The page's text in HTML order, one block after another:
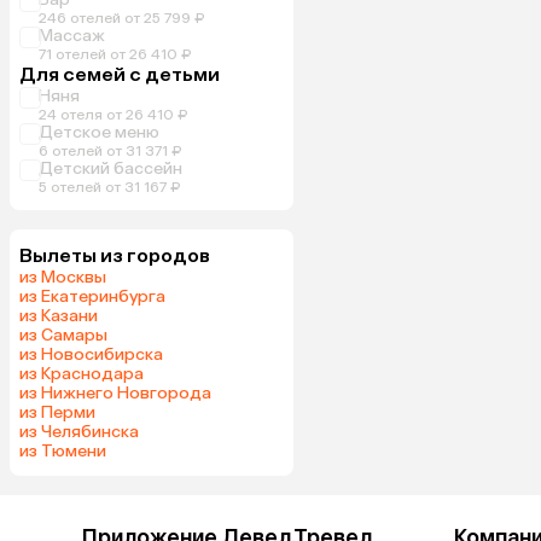
246 отелей от 25 799 ₽
Массаж
71 отелей от 26 410 ₽
Для семей с детьми
Няня
24 отеля от 26 410 ₽
Детское меню
6 отелей от 31 371 ₽
Детский бассейн
5 отелей от 31 167 ₽
Вылеты из городов
из Москвы
из Екатеринбурга
из Казани
из Самары
из Новосибирска
из Краснодара
из Нижнего Новгорода
из Перми
из Челябинска
из Тюмени